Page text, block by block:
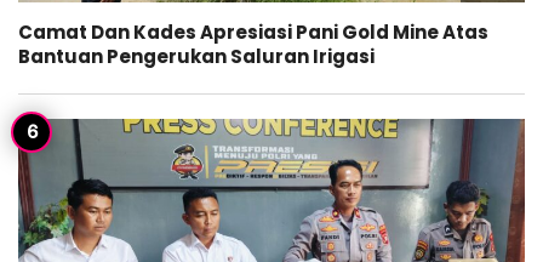
Camat Dan Kades Apresiasi Pani Gold Mine Atas
Bantuan Pengerukan Saluran Irigasi